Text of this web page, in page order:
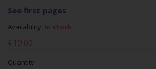
See first pages
Availability: In stock
€19.00
Quantity